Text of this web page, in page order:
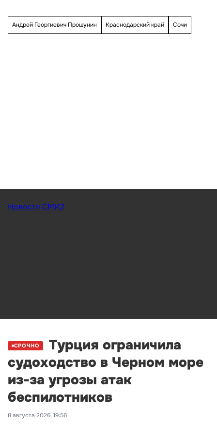
Андрей Георгиевич Прошунин Краснодарский край Сочи
Новости СМИ2
СРОЧНО
Турция ограничила
судоходство в Черном море
из-за угрозы атак
беспилотников
8 августа 2026, 19:56